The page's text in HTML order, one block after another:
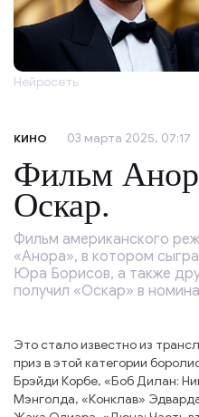
Нейросеть
КИНО 03 марта 2025, 07:17
Фильм
Оскар.
Фильм американского
«Анора», в котором
Юра Борисов, а также
получил «Оскар» в
Это стало известно из
приз в этой категории
Брэйди Корбе, «Боб Дилан:
Мэнголда, «Конклав»